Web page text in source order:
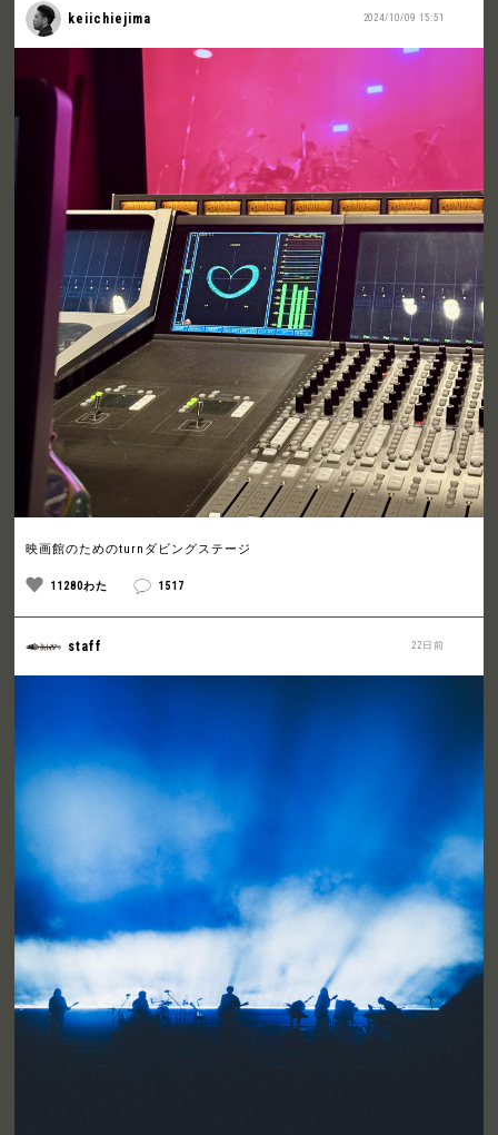
2024/10/09 15:51
keiichiejima
映画館のためのturnダビングステージ
11280わた 1517
22日前
staff